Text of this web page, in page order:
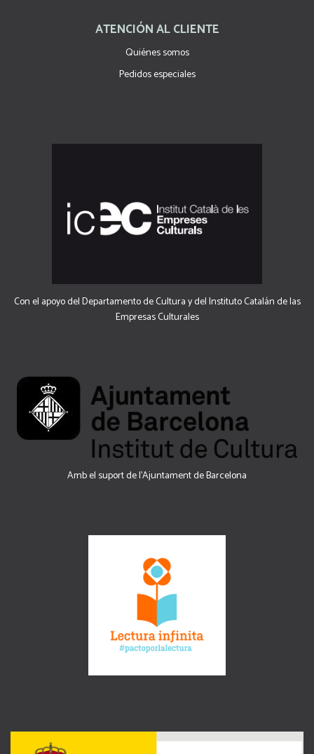
ATENCIÓN AL CLIENTE
Quiénes somos
Pedidos especiales
Con el apoyo del Departamento de Cultura y del Instituto Catalán de las
Empresas Culturales
Amb el suport de l’Ajuntament de Barcelona